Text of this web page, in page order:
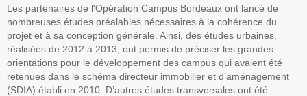
Les partenaires de l'Opération Campus Bordeaux ont lancé de
nombreuses études préalables nécessaires à la cohérence du
projet et à sa conception générale. Ainsi, des études urbaines,
réalisées de 2012 à 2013, ont permis de préciser les grandes
orientations pour le développement des campus qui avaient été
retenues dans le schéma directeur immobilier et d’aménagement
(SDIA) établi en 2010. D’autres études transversales ont été